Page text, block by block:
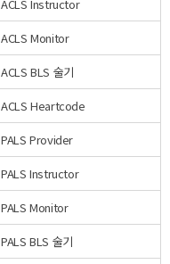
ACLS Instructor
ACLS Monitor
ACLS BLS 술기
ACLS Heartcode
PALS Provider
PALS Instructor
PALS Monitor
PALS BLS 술기